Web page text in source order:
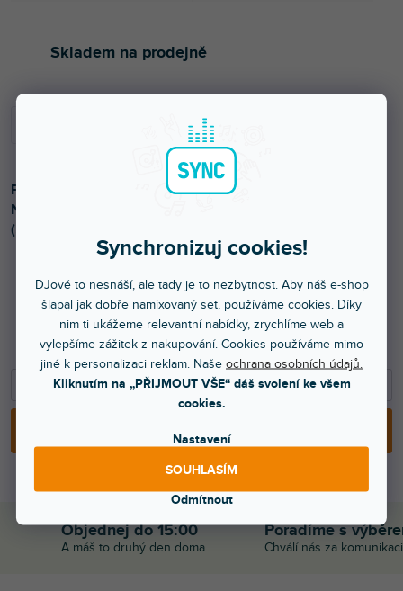
Synchronizuj cookies!
DJové to nesnáší, ale tady je to nezbytnost. Aby náš e-shop
šlapal jak dobře namixovaný set, používáme cookies. Díky
nim ti ukážeme relevantní nabídky, zrychlíme web a
vylepšíme zážitek z nakupování. Cookies používáme mimo
jiné k personalizaci reklam. Naše ochrana osobních údajů.
Kliknutím na „PŘIJMOUT VŠE“ dáš svolení ke všem
cookies.
Nastavení
Odmítnout
SOUHLASÍM
990 Kč
719 Kč
594 Kč bez DPH
Skladem na prodejně
Praktická čelovka se světelným výkonem až 350 lm.
Napájení 3x AAA baterie nebo akumulátor, krytí IP54.
(502205)
Objednej do 15:00
A máš to druhý den doma
Poradíme s
Chválí nás za komunikaci